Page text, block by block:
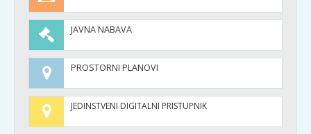
JAVNA NABAVA
PROSTORNI PLANOVI
JEDINSTVENI DIGITALNI PRISTUPNIK